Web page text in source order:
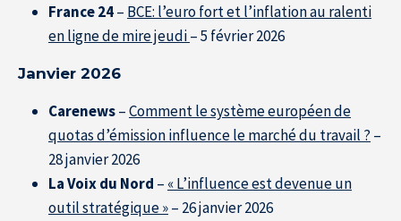
À propos de l’IÉSEG
France 24– BCE: l’euro fort et l’inflation au ralenti
en ligne de mire jeudi– 5 février 2026
Janvier 2026
Carenews–Comment le système européen de
quotas d’émission influence le marché du travail ? –
28 janvier 2026
La Voix du Nord – « L’influence est devenue un
outil stratégique »– 26 janvier 2026